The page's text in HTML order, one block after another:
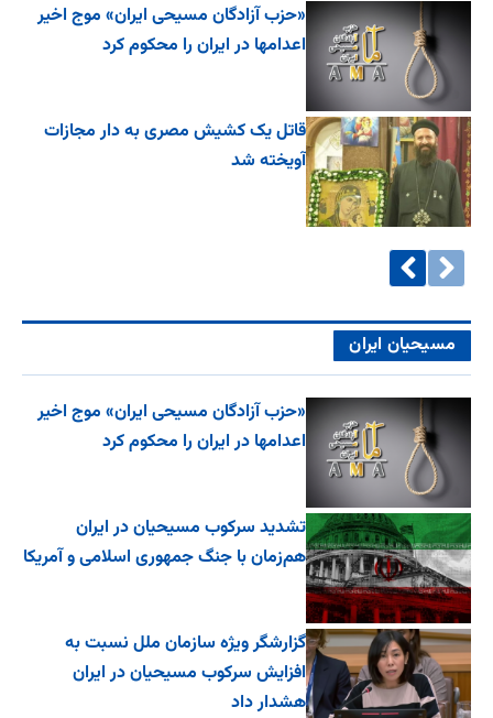
«حزب آزادگان مسیحی ایران» موج اخیر
اعدامها در ایران را محکوم کرد
قاتل یک کشیش مصری به دار مجازات
آویخته شد
مسیحیان ایران
«حزب آزادگان مسیحی ایران» موج اخیر
اعدامها در ایران را محکوم کرد
تشدید سرکوب مسیحیان در ایران
هم‌زمان با جنگ جمهوری اسلامی و آمریکا
گزارشگر ویژه سازمان ملل نسبت به
افزایش سرکوب مسیحیان در ایران
هشدار داد